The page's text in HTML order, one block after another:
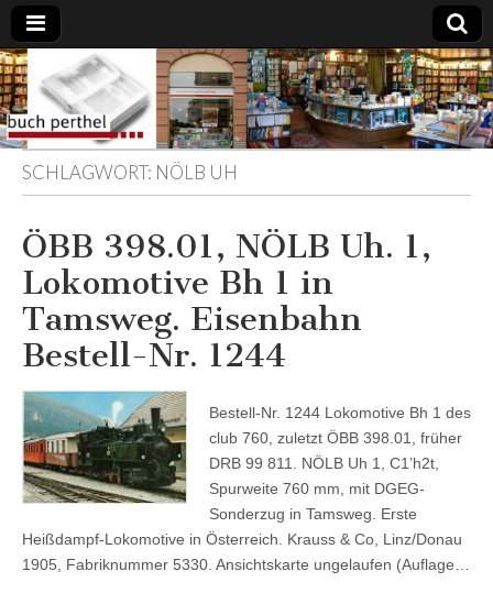
Buchhandlung
am Gasteig
SCHLAGWORT: NÖLB UH
ÖBB 398.01, NÖLB Uh. 1,
Lokomotive Bh 1 in
Tamsweg. Eisenbahn
Bestell-Nr. 1244
Bestell-Nr. 1244 Lokomotive Bh 1 des
club 760, zuletzt ÖBB 398.01, früher
DRB 99 811. NÖLB Uh 1, C1’h2t,
Spurweite 760 mm, mit DGEG-
Sonderzug in Tamsweg. Erste
Heißdampf-Lokomotive in Österreich. Krauss & Co, Linz/Donau
1905, Fabriknummer 5330. Ansichtskarte ungelaufen (Auflage…